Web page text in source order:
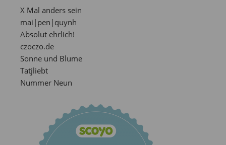
X Mal anders sein
mai|pen|quynh
Absolut ehrlich!
czoczo.de
Sonne und Blume
Tatjliebt
Nummer Neun